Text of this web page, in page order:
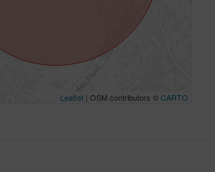
Leaflet| OSM contributors ©CARTO